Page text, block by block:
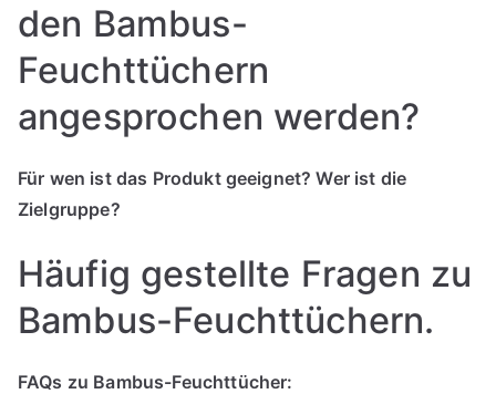
den Bambus-
Feuchttüchern
angesprochen werden?
Für wen ist das Produkt geeignet? Wer ist die
Zielgruppe?
Häufig gestellte Fragen zu
Bambus-Feuchttüchern.
FAQs zu Bambus-Feuchttücher: